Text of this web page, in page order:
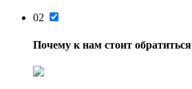
02
Почему к нам стоит обратиться